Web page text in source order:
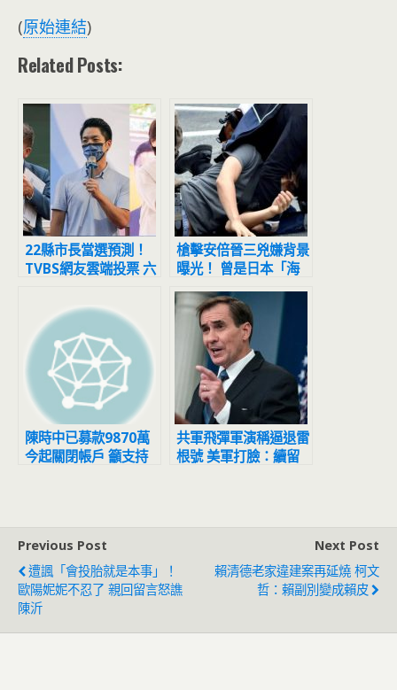
(原始連結)
Related Posts:
22縣市長當選預測！
TVBS網友雲端投票 六
槍擊安倍晉三兇嫌背景
曝光！ 曾是日本「海
上自衛隊員」
陳時中已募款9870萬
今起關閉帳戶 籲支持
共軍飛彈軍演稱逼退雷
根號 美軍打臉：續留
Previous Post
遭諷「會投胎就是本事」！
歐陽妮妮不忍了 親回留言怒譙
陳沂
Next Post
賴清德老家違建案再延燒 柯文
哲：賴副別變成賴皮